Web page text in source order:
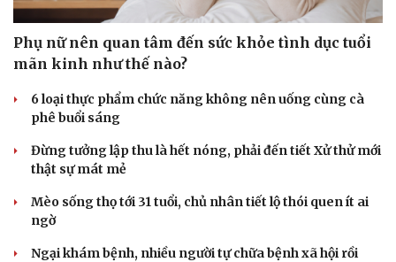
Dinh dưỡng - món ngon
Cây thuốc
Sản phụ khoa
Nhi khoa
Làm đẹp - giảm cân
Phòng mạch online
Nhà đẹp
Blog
Tình yêu - Gia đình
Phụ nữ nên quan tâm đến sức khỏe tình dục tuổi
mãn kinh như thế nào?
6 loại thực phẩm chức năng không nên uống cùng cà
phê buổi sáng
Đừng tưởng lập thu là hết nóng, phải đến tiết Xử thử mới
thật sự mát mẻ
Mèo sống thọ tới 31 tuổi, chủ nhân tiết lộ thói quen ít ai
ngờ
Ngại khám bệnh, nhiều người tự chữa bệnh xã hội rồi